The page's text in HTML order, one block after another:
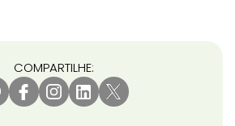
COMPARTILHE: